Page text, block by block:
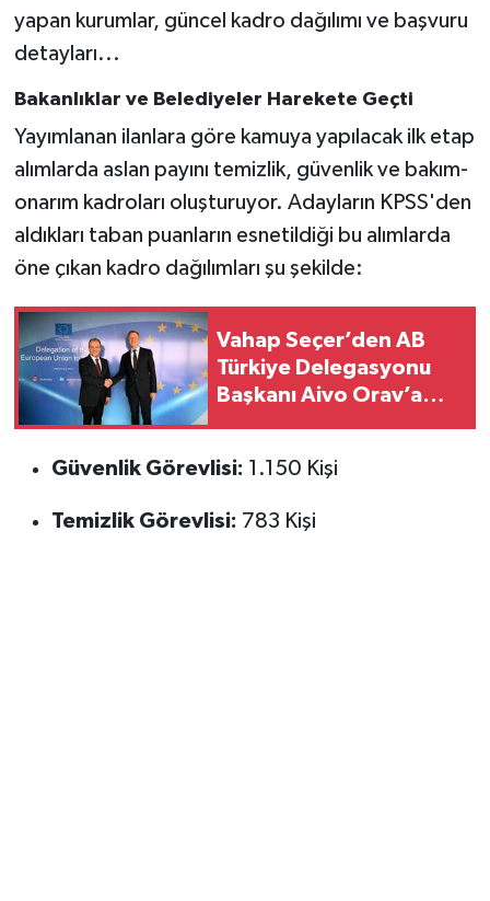
yapan kurumlar, güncel kadro dağılımı ve başvuru
detayları...
Bakanlıklar ve Belediyeler Harekete Geçti
Yayımlanan ilanlara göre kamuya yapılacak ilk etap
alımlarda aslan payını temizlik, güvenlik ve bakım-
onarım kadroları oluşturuyor. Adayların KPSS'den
aldıkları taban puanların esnetildiği bu alımlarda
öne çıkan kadro dağılımları şu şekilde:
Vahap Seçer’den AB
Türkiye Delegasyonu
Başkanı Aivo Orav’a
Güvenlik Görevlisi: 1.150 Kişi
Temizlik Görevlisi: 783 Kişi